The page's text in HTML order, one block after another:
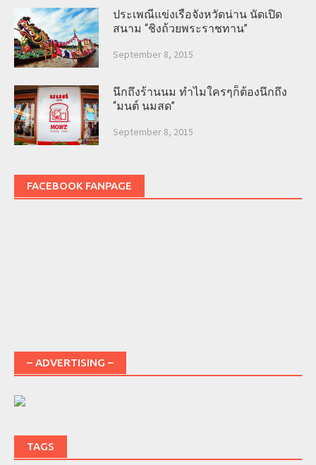
ประเพณีแข่งเรือจังหวัดน่าน นัดเปิด
สนาม “ชิงถ้วยพระราชทาน”
September 8, 2015
นึกถึงร้านนม ทำไมใครๆก็ต้องนึกถึง
“มนต์ นมสด”
September 8, 2015
FACEBOOK FANPAGE
– ADVERTISING –
TAGS